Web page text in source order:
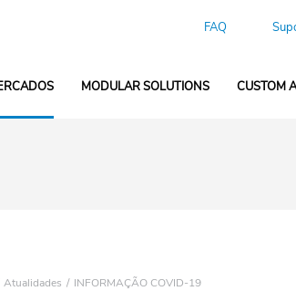
FAQ
MODULAR SOLUTIONS CUSTOM
Atualidades INFORMAÇÃO COVID-19